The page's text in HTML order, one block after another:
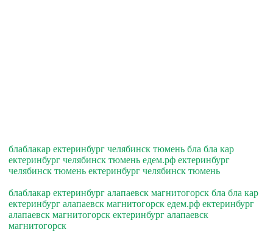
блаблакар ектеринбург челябинск тюмень бла бла кар
ектеринбург челябинск тюмень едем.рф ектеринбург
челябинск тюмень ектеринбург челябинск тюмень
блаблакар ектеринбург алапаевск магнитогорск бла бла кар
ектеринбург алапаевск магнитогорск едем.рф ектеринбург
алапаевск магнитогорск ектеринбург алапаевск
магнитогорск